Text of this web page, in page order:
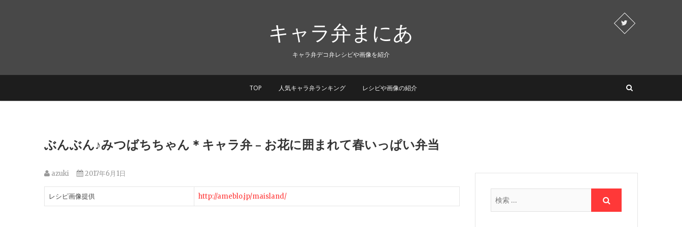
キャラ弁まにあ
キャラ弁デコ弁レシピや画像を紹介
TOP 人気キャラ弁ランキング レシピや画像の紹介
ぶんぶん♪みつばちちゃん＊キャラ弁 – お花に囲まれて春いっぱい弁当
azuki 2017年6月1日
レシピ画像提供 http://ameblo.jp/maisland/